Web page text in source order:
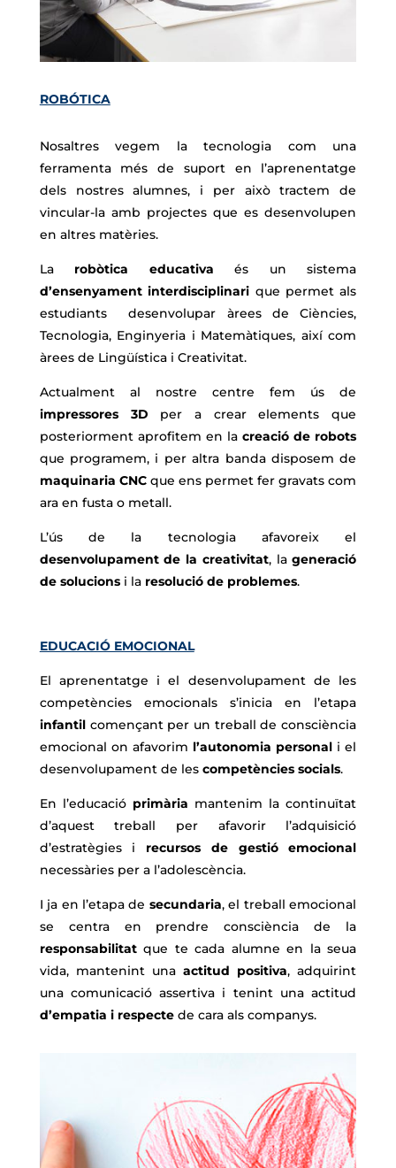
ROBÓTICA
Nosaltres vegem la tecnologia com una
ferramenta més de suport en l’aprenentatge
dels nostres alumnes, i per això tractem de
vincular-la amb projectes que es desenvolupen
en altres matèries.
La robòtica educativa és un sistema
d’ensenyament interdisciplinari que permet als
estudiants desenvolupar àrees de Ciències,
Tecnologia, Enginyeria i Matemàtiques, així com
àrees de Lingüística i Creativitat.
Actualment al nostre centre fem ús de
impressores 3D per a crear elements que
posteriorment aprofitem en lacreació de robots
que programem, i per altra banda disposem de
maquinaria CNCque ens permet fer gravats com
ara en fusta o metall.
L’ús de la tecnologia afavoreix el
desenvolupament de la creativitat, lageneració
de solucionsi la resolució de problemes.
EDUCACIÓ EMOCIONAL
El aprenentatge i el desenvolupament de les
competències emocionals s’inicia en l’etapa
infantilcomençant per un treball de consciència
emocional on afavorim l’autonomia personal i el
desenvolupament de les competències socials.
En l’educació primària mantenim la continuïtat
d’aquest treball per afavorir l’adquisició
d’estratègies i recursos de gestió emocional
necessàries per a l’adolescència.
I ja en l’etapa de secundaria, el treball emocional
se centra en prendre consciència de la
responsabilitatque te cada alumne en la seua
vida, mantenint unaactitud positiva, adquirint
una comunicació assertiva i tenint una actitud
d’empatia i respectede cara als companys.